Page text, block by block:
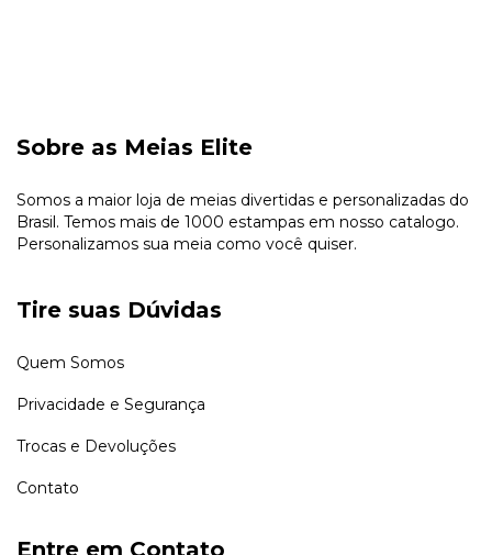
Sobre as Meias Elite
Somos a maior loja de meias divertidas e personalizadas do
Brasil. Temos mais de 1000 estampas em nosso catalogo.
Personalizamos sua meia como você quiser.
Tire suas Dúvidas
Quem Somos
Privacidade e Segurança
Trocas e Devoluções
Contato
Entre em Contato